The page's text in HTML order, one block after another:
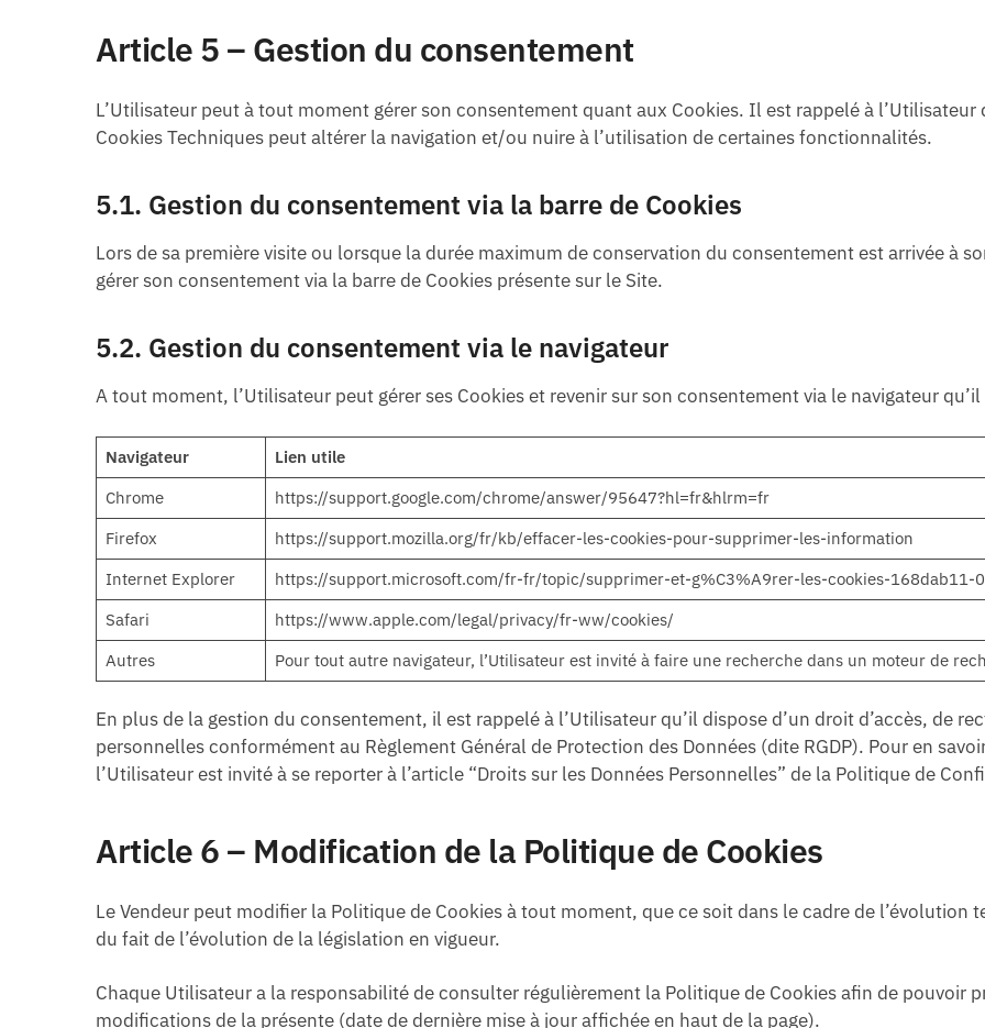
Article 5 – Gestion du consentement
L’Utilisateur peut à tout moment gérer son consentement quant aux Cookies. Il est rappelé à
Cookies Techniques peut altérer la navigation et/ou nuire à l’utilisation de certaines fonctionnalités.
5.1. Gestion du consentement via la barre de Cookies
Lors de sa première visite ou lorsque la durée maximum de conservation du consentement est arrivée à
gérer son consentement via la barre de Cookies présente sur le Site.
5.2. Gestion du consentement via le navigateur
A tout moment, l’Utilisateur peut gérer ses Cookies et revenir sur son consentement via le navigateur
Navigateur
Lien utile
Chrome
https://support.google.com/chrome/answer/95647?hl=fr&hlrm=fr
Firefox
https://support.mozilla.org/fr/kb/effacer-les-cookies-pour-supprimer-les-information
Internet Explorer
https://support.microsoft.com/fr-fr/topic/supprimer-et-g%C3%A9rer-les-cookies-
Safari
https://www.apple.com/legal/privacy/fr-ww/cookies/
Autres
Pour tout autre navigateur, l’Utilisateur est invité à faire une recherche dans un moteur de
En plus de la gestion du consentement, il est rappelé à l’Utilisateur qu’il dispose d’un droit d’accès, de
personnelles conformément au Règlement Général de Protection des Données (dite RGDP). Pour en
l’Utilisateur est invité à se reporter à l’article “Droits sur les Données Personnelles” de la Politique de
Article 6 – Modification de la Politique de Cookies
Le Vendeur peut modifier la Politique de Cookies à tout moment, que ce soit dans le cadre de
du fait de l’évolution de la législation en vigueur.
Chaque Utilisateur a la responsabilité de consulter régulièrement la Politique de Cookies afin de pouvoir
modifications de la présente (date de dernière mise à jour affichée en haut de la page).